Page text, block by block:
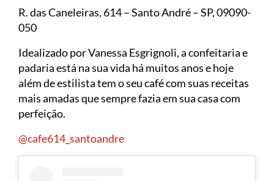
R. das Caneleiras, 614 – Santo André – SP, 09090-
050
Idealizado por Vanessa Esgrignoli, a confeitaria e
padaria está na sua vida há muitos anos e hoje
além de estilista tem o seu café com suas receitas
mais amadas que sempre fazia em sua casa com
perfeição.
@cafe614_santoandre